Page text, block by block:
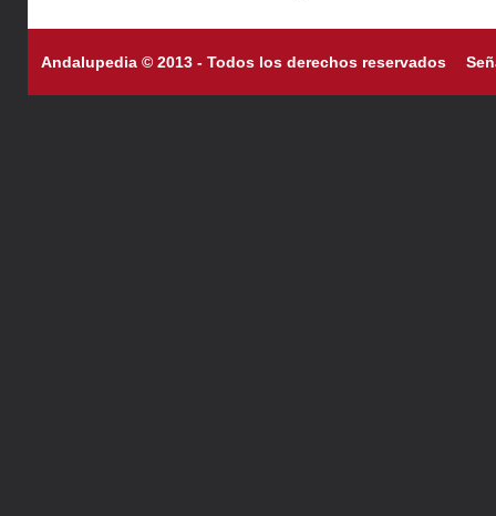
Andalupedia © 2013 - Todos los derechos reservados